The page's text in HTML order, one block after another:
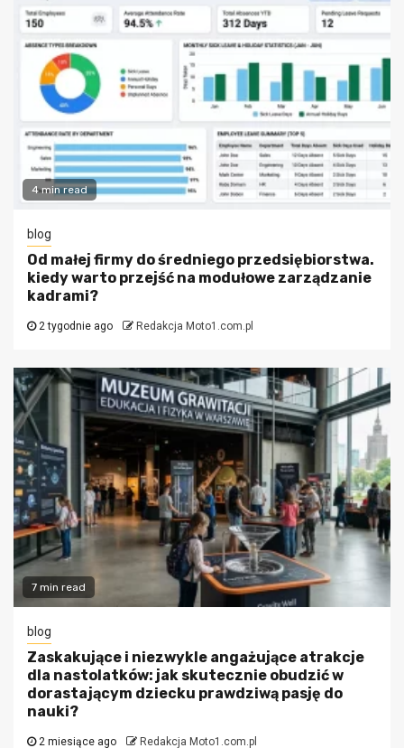
4 min read
blog
Od małej firmy do średniego przedsiębiorstwa.
kiedy warto przejść na modułowe zarządzanie
kadrami?
2 tygodnie ago Redakcja Moto1.com.pl
7 min read
blog
Zaskakujące i niezwykle angażujące atrakcje
dla nastolatków: jak skutecznie obudzić w
dorastającym dziecku prawdziwą pasję do
nauki?
2 miesiące ago Redakcja Moto1.com.pl